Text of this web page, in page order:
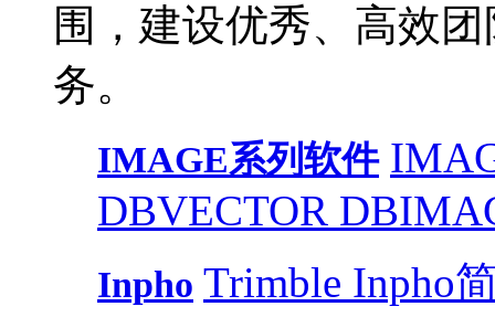
围，建设优秀、高效
务。
IMAGE系列软件
DBVECTOR DB
Inpho Trimble Inpho